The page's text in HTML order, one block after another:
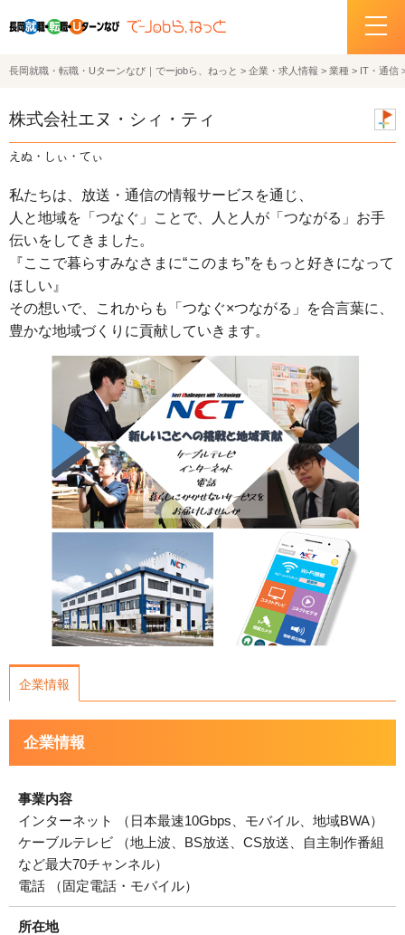
ホーム
イベント情報
サポートデスクの紹介
お問い合わせ
関連機関リンク
サイトポリシー
プライバシーポリシー
運営会社について
サイトマップ
長岡就職・転職・Uターンなび｜でーjobら、ねっと > 企業・求人情報 > 業種 > IT・通信
株式会社エヌ・シィ・ティ
えぬ・しぃ・てぃ
私たちは、放送・通信の情報サービスを通じ、
人と地域を「つなぐ」ことで、人と人が「つながる」お手
伝いをしてきました。
『ここで暮らすみなさまに“このまち”をもっと好きになって
ほしい』
その想いで、これからも「つなぐ×つながる」を合言葉に、
豊かな地域づくりに貢献していきます。
企業情報
企業情報
事業内容
インターネット （日本最速10Gbps、モバイル、地域BWA）
ケーブルテレビ （地上波、BS放送、CS放送、自主制作番組
など最大70チャンネル）
電話 （固定電話・モバイル）
所在地